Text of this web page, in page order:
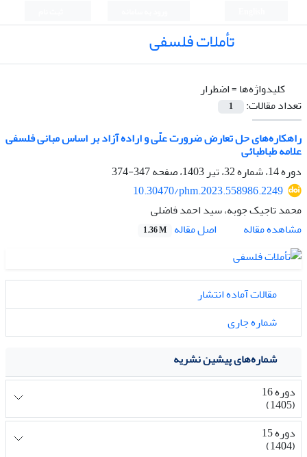
تأملات فلسفی
کلیدواژه‌ها =اضطرار
تعداد مقالات:
1
راهکاره‌های حل تعارض ضرورت علّی و اراده آزاد بر اساس مبانی فلسفی
علامه طباطبائی
دوره 14، شماره 32، تیر 1403، صفحه
347-374
10.30470/phm.2023.558986.2249
محمد تاجیک جوبه، سید احمد فاضلی
مشاهده مقاله
اصل مقاله 1.36 M
مقالات آماده انتشار
شماره جاری
شماره‌های پیشین نشریه
دوره 16
(1405)
دوره 15
(1404)